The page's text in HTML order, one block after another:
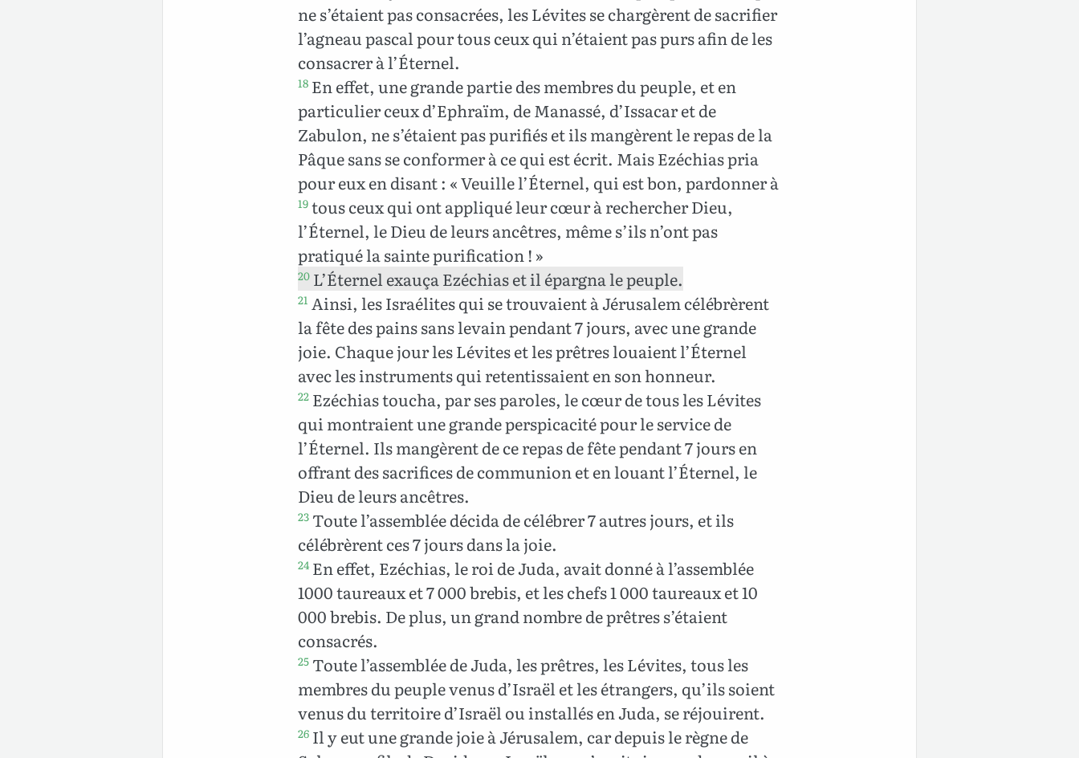
ne s’étaient pas consacrées, les Lévites se chargèrent de sacrifier
l’agneau pascal pour tous ceux qui n’étaient pas purs afin de les
consacrer à l’Éternel.
18 En effet, une grande partie des membres du peuple, et en
particulier ceux d’Ephraïm, de Manassé, d’Issacar et de
Zabulon, ne s’étaient pas purifiés et ils mangèrent le repas de la
Pâque sans se conformer à ce qui est écrit. Mais Ezéchias pria
pour eux en disant : « Veuille l’Éternel, qui est bon, pardonner à
19 tous ceux qui ont appliqué leur cœur à rechercher Dieu,
l’Éternel, le Dieu de leurs ancêtres, même s’ils n’ont pas
pratiqué la sainte purification ! »
20 L’Éternel exauça Ezéchias et il épargna le peuple.
21 Ainsi, les Israélites qui se trouvaient à Jérusalem célébrèrent
la fête des pains sans levain pendant 7 jours, avec une grande
joie. Chaque jour les Lévites et les prêtres louaient l’Éternel
avec les instruments qui retentissaient en son honneur.
22 Ezéchias toucha, par ses paroles, le cœur de tous les Lévites
qui montraient une grande perspicacité pour le service de
l’Éternel. Ils mangèrent de ce repas de fête pendant 7 jours en
offrant des sacrifices de communion et en louant l’Éternel, le
Dieu de leurs ancêtres.
23 Toute l’assemblée décida de célébrer 7 autres jours, et ils
célébrèrent ces 7 jours dans la joie.
24 En effet, Ezéchias, le roi de Juda, avait donné à l’assemblée
1000 taureaux et 7 000 brebis, et les chefs 1 000 taureaux et 10
000 brebis. De plus, un grand nombre de prêtres s’étaient
consacrés.
25 Toute l’assemblée de Juda, les prêtres, les Lévites, tous les
membres du peuple venus d’Israël et les étrangers, qu’ils soient
venus du territoire d’Israël ou installés en Juda, se réjouirent.
26 Il y eut une grande joie à Jérusalem, car depuis le règne de